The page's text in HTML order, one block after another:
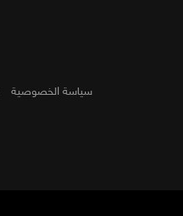
سياسة الخصوصية